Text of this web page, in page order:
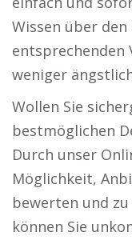
Wissen über
entsprechenden
weniger
Wollen Sie
bestmöglichen
Durch unser
Möglichkeit,
bewerten und zu
können Sie